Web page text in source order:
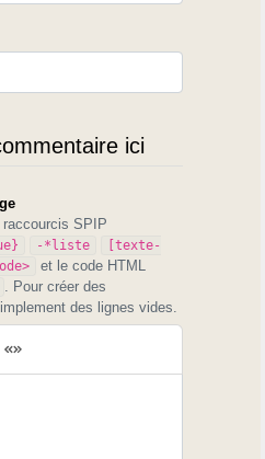
ici
SPIP
-*liste
[texte-
et le code HTML
. Pour créer des
des lignes vides.